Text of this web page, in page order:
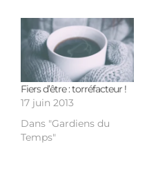
Fiers d’être : torréfacteur !
17 juin 2013
Dans "Gardiens du
Temps"